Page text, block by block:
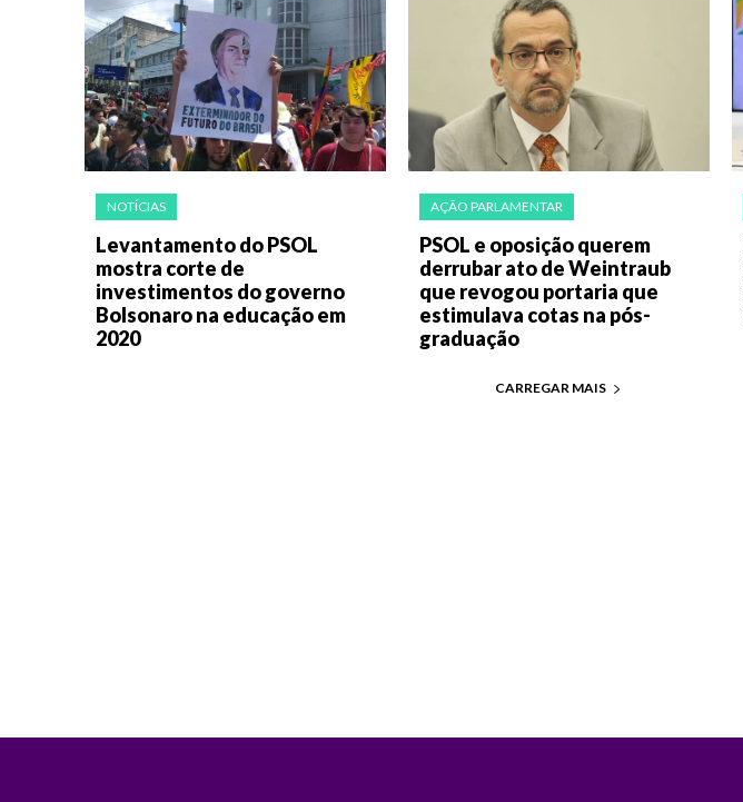
NOTÍCIAS
Levantamento do PSOL
mostra corte de
investimentos do governo
Bolsonaro na educação em
2020
AÇÃO PARLAMENTAR
PSOL e oposição querem
derrubar ato de Weintraub
que revogou portaria que
estimulava cotas na pós-
graduação
CARREGAR MAIS